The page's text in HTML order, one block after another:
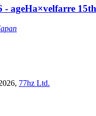
- ageHa×velfarre
77hz Ltd.